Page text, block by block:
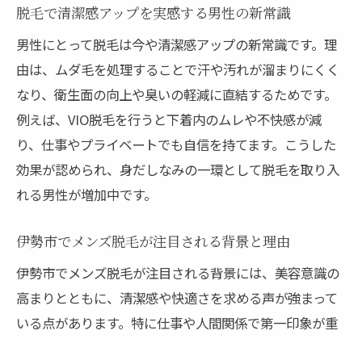
ト
脱毛経験者のリアルな声とVIO脱毛の魅力
脱毛で清潔感を目指すなら伊勢市の選択肢
伊勢市で選ばれるメンズ脱毛サロンの特徴
とは
医療脱毛と美容脱毛の違いを徹底比較
VIO脱毛で衛生面が向上する理由を解説
伊勢市で永続的な清潔感を叶える脱毛法
メンズVIO脱毛で快適な毎日を始める方法
女性スタッフが在籍する安心の脱毛環境
VIO脱毛で快適な毎日を手に入れる秘訣
脱毛で蒸れや臭いを解消し快適な生活を実
脱毛で清潔感アップを実感する男性の新常識
男性にとって脱毛は今や清潔感アップの新常識です。理
由は、ムダ毛を処理することで汗や汚れが溜まりにくく
なり、衛生面の向上や臭いの軽減に直結するためです。
例えば、VIO脱毛を行うと下着内のムレや不快感が減
り、仕事やプライベートでも自信を持てます。こうした
効果が認められ、身だしなみの一環として脱毛を取り入
れる男性が増加中です。
伊勢市でメンズ脱毛が注目される背景と理由
伊勢市でメンズ脱毛が注目される背景には、美容意識の
高まりとともに、清潔感や快適さを求める声が強まって
いる点があります。特に仕事や人間関係で第一印象が重